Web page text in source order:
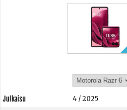
Julkaisu 4 / 2025